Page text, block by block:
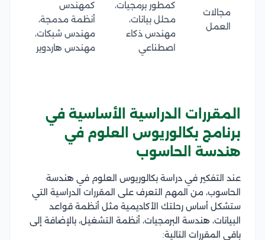
مجالات
العمل
كمطور برمجيات،
محلل بيانات،
مهندس ذكاء
اصطناعي
كمهندس
أنظمة مدمجة،
مهندس شبكات،
مهندس هاردوير
المقررات الدراسية الأساسية في
برنامج بكالوريوس العلوم في
هندسة الحاسوب
عند التفكير في دراسة بكالوريوس العلوم في هندسة
الحاسوب، من المهم التعرف على المقررات الدراسية التي
ستشكل أساس رحلتك الأكاديمية مثل أنظمة قواعد
البيانات، هندسة البرمجيات، أنظمة التشغيل، بالإضافة إلى
باقي المقررات التالية: